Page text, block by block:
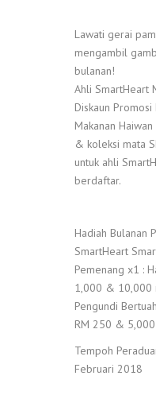
Lawati gerai
mengambil
bulanan!
Ahli SmartHeart
Diskaun
Makanan
& koleksi mata
untuk ahli
berdaftar.
Hadiah Bulanan
SmartHeart
Pemenang x1 :
1,000 & 10,000
Pengundi
RM 250 & 5,000
Tempoh
Februari 2018